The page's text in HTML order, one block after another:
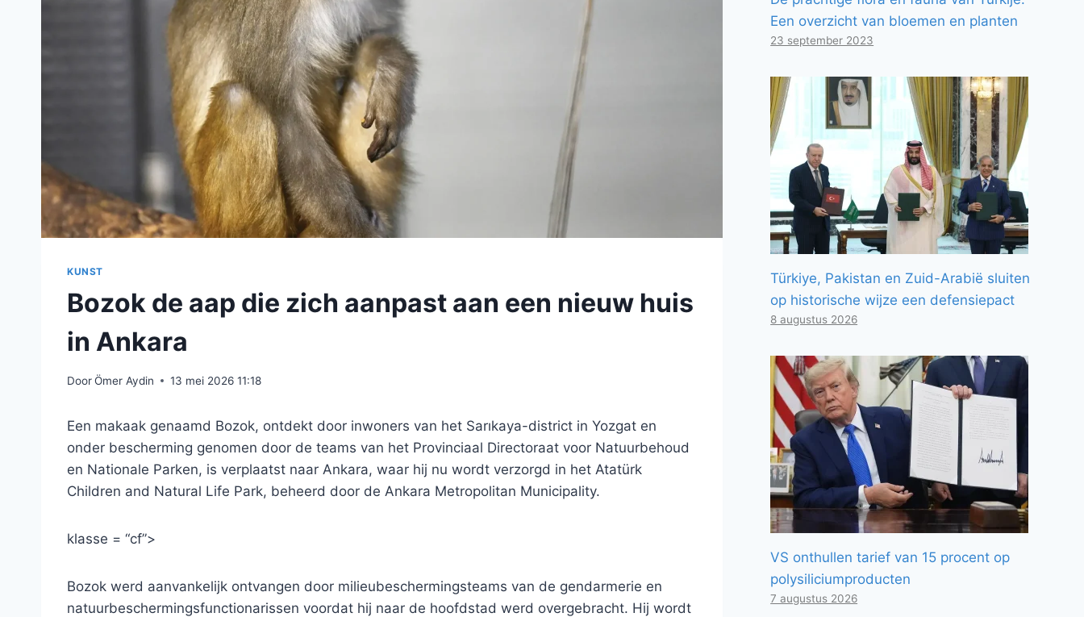
KUNST
Bozok de aap die zich aanpast aan een nieuw huis
in Ankara
DoorÖmer Aydin 13 mei 2026 11:18
Een makaak genaamd Bozok, ontdekt door inwoners van het Sarıkaya-district in Yozgat en
onder bescherming genomen door de teams van het Provinciaal Directoraat voor Natuurbehoud
en Nationale Parken, is verplaatst naar Ankara, waar hij nu wordt verzorgd in het Atatürk
Children and Natural Life Park, beheerd door de Ankara Metropolitan Municipality.
klasse = “cf”>
Bozok werd aanvankelijk ontvangen door milieubeschermingsteams van de gendarmerie en
natuurbeschermingsfunctionarissen voordat hij naar de hoofdstad werd overgebracht. Hij wordt
Een overzicht van bloemen en planten
23 september 2023
Türkiye, Pakistan en Zuid-Arabië sluiten
op historische wijze een defensiepact
8 augustus 2026
VS onthullen tarief van 15 procent op
polysiliciumproducten
7 augustus 2026